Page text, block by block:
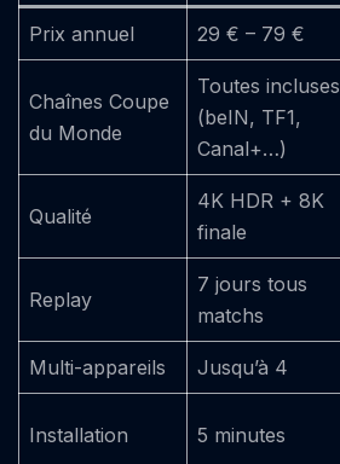
Prix annuel 29 € – 79 €
Chaînes Coupe
du Monde
Toutes incluses
(beIN, TF1,
Canal+…)
Qualité
4K HDR + 8K
finale
Replay
7 jours tous
matchs
Multi-appareils Jusqu’à 4
Installation 5 minutes